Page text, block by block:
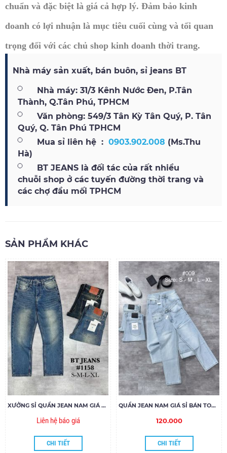
chuẩn và đặc biệt là giá cả hợp lý. Đảm bảo kinh
doanh có lợi nhuận là mục tiêu cuối cùng và tối quan
trọng đối với các chủ shop kinh doanh thời trang.
Nhà máy sản xuất, bán buôn, sỉ jeans BT
Nhà máy: 31/3 Kênh Nước Đen, P.Tân
Thành, Q.Tân Phú, TPHCM
Văn phòng: 549/3 Tân Kỳ Tân Quý, P. Tân
Quý, Q. Tân Phú TPHCM
Mua sỉ liên hệ : 0903.902.008 (Ms.Thu
Hà)
BT JEANS là đối tác của rất nhiều
chuỗi shop ở các tuyến đường thời trang và
các chợ đầu mối TPHCM
SẢN PHẨM KHÁC
XƯỞNG SỈ QUẦN JEAN NAM GIÁ RẺ 1158
Liên hệ báo giá
CHI TIẾT
QUẦN JEAN NAM GIÁ SỈ BÁN TOPTOP MS186
120.000
CHI TIẾT